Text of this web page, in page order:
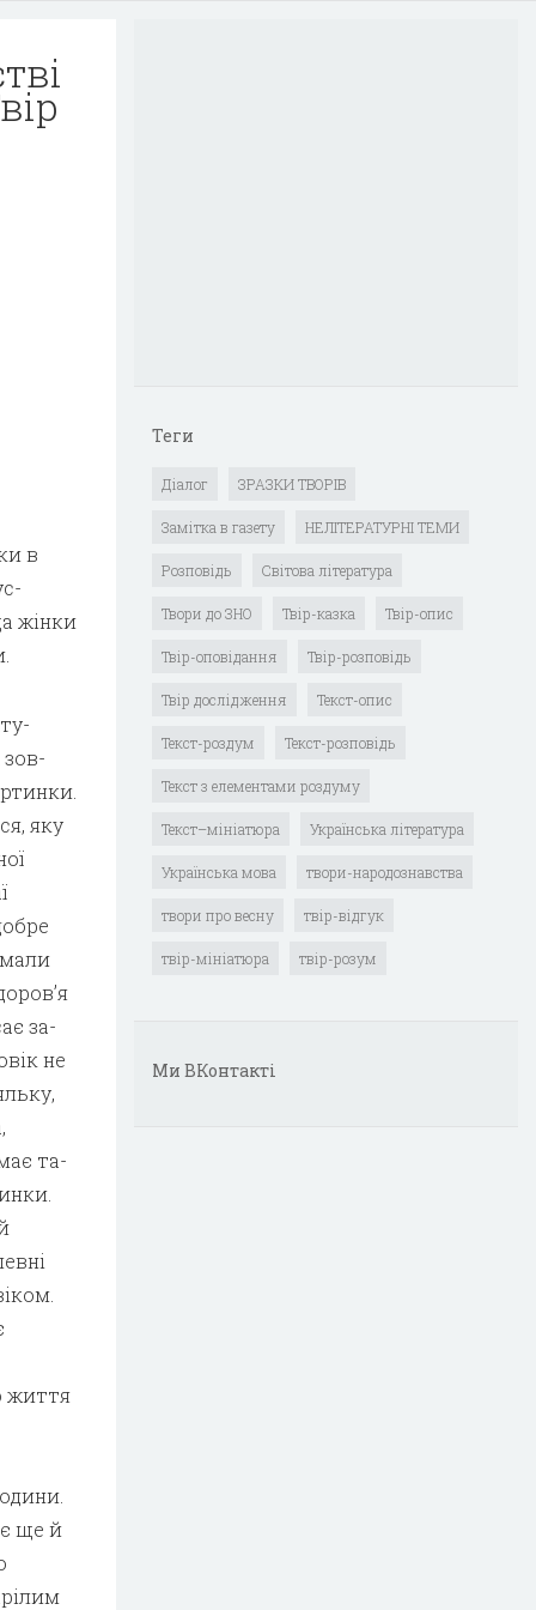
в
жін­ки
зов­
яку
за­
не
та­
життя
ще й
Теги
Діалог ЗРАЗКИ ТВОРІВ
Замітка в газету НЕЛІТЕРАТУРНІ ТЕМИ
Розповідь Світова література
Твори до ЗНО Твір-казка Твір-опис
Твір-оповідання Твір-розповідь
Твір дослідження Текст-опис
Текст-роздум Текст-розповідь
Текст з елементами роздуму
Текст–мініатюра Українська література
Українська мова твори-народознавства
твори про весну твір-відгук
твір-мініатюра твір-розум
Ми ВКонтакті